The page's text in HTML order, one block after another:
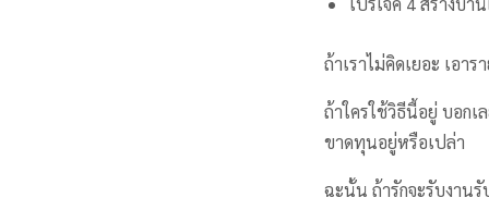
ถ้าเราไม่คิดเยอะ เอา
ถ้าใครใช้วิธีนี้อยู่ บอกเ
ขาดทุนอยู่หรือเปล่า
ฉะนั้น ถ้ารักจะรับงานรั